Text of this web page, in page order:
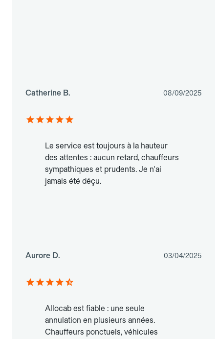
Catherine B. 08/09/2025
Le service est toujours à la hauteur
des attentes : aucun retard, chauffeurs
sympathiques et prudents. Je n'ai
jamais été déçu.
Aurore D. 03/04/2025
Allocab est fiable : une seule
annulation en plusieurs années.
Chauffeurs ponctuels, véhicules